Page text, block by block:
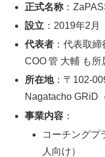
正式名称 ：
設立 ：2019年2月
代表者 ：代表取
COO 管 大輔 も所
所在地：〒
Nagatacho GRiD
事業内容 ：
コーチングプ
人向け）